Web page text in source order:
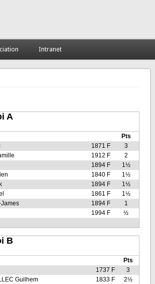
Intranet
A
Pts
1871 F
3
1912 F
2
1894 F
1½
1840 F
1½
1894 F
1½
1861 F
1½
1894 F
1
1994 F
½
B
Pts
1737 F
3
Guilhem 1833 F
2½